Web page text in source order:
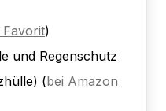
Favorit)
und Regenschutz
(bei Amazon